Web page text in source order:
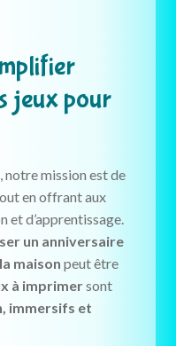
jeux pour
, notre mission est de
en offrant aux
et d’apprentissage.
un anniversaire
maison peut être
à imprimersont
immersifs et